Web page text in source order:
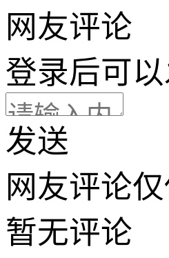
网友评论
登录后可
发送
网友评论
暂无评论